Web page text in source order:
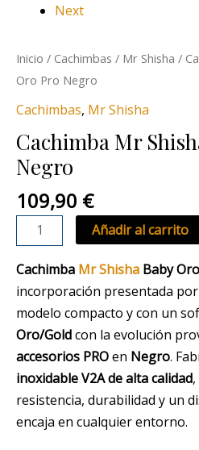
Next
Inicio / Cachimbas / Mr Shisha /
Oro Pro Negro
Cachimbas, Mr Shisha
Cachimba Mr
Negro
109,90 €
Añadir al carrito
Cachimba Mr Shisha Baby
incorporación presentada
modelo compacto y con un
Oro/Goldcon la evolución
accesorios PROen Negro.
inoxidable V2A de alta calidad
resistencia, durabilidad y un
encaja en cualquier entorno.